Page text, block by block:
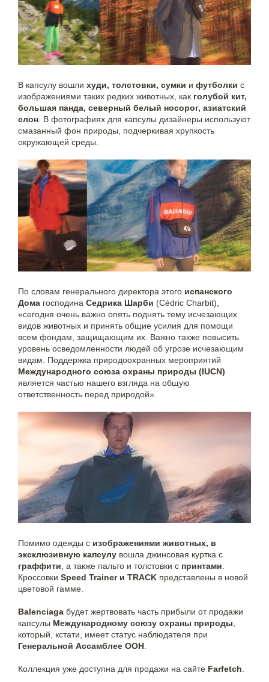
В капсулу вошли худи, толстовки, сумки и футболки с
изображениями таких редких животных, как голубой кит,
большая панда, северный белый носорог, азиатский
слон. В фотографиях для капсулы дизайнеры используют
смазанный фон природы, подчеркивая хрупкость
окружающей среды.
По словам генерального директора этого испанского
Дома господина Седрика Шарби (Cédric Charbit),
«сегодня очень важно опять поднять тему исчезающих
видов животных и принять общие усилия для помощи
всем фондам, защищающим их. Важно также повысить
уровень осведомленности людей об угрозе исчезающим
видам. Поддержка природоохранных мероприятий
Международного союза охраны природы (IUCN)
является частью нашего взгляда на общую
ответственность перед природой».
Помимо одежды с изображениями животных, в
эксклюзивную капсулу вошла джинсовая куртка с
граффити , а также пальто и толстовки с принтами
Кроссовки Speed Trainer и TRACK представлены в новой
цветовой гамме.
Balenciaga будет жертвовать часть прибыли от продажи
капсулы Международному союзу охраны природы
который, кстати, имеет статус наблюдателя при
Генеральной Ассамблее ООН
Коллекция уже доступна для продажи на сайте Farfetch